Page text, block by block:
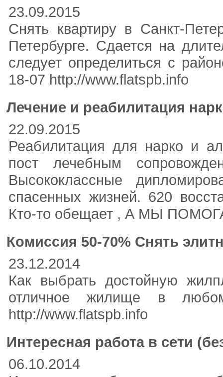
23.09.2015
Снять квартиру в Санкт-
Петербурге. Сдается на
следует определиться с
18-07 http://www.flatspb.info
Лечение и реабилитация
22.09.2015
Реабилитация для нарко и
пост лечебным
Высококлассные
спасенных жизней. 620
Кто-то обещает , А МЫ
Комиссия 50-70% Снять
23.12.2014
Как выбрать достойную
отличное жилище в
http://www.flatspb.info
Интересная работа в сети
06.10.2014